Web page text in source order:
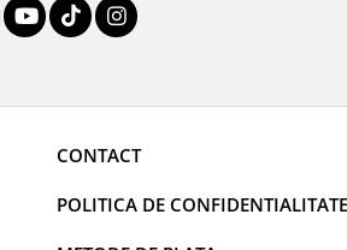
CONTACT
POLITICA DE CONFIDENTIALITATE